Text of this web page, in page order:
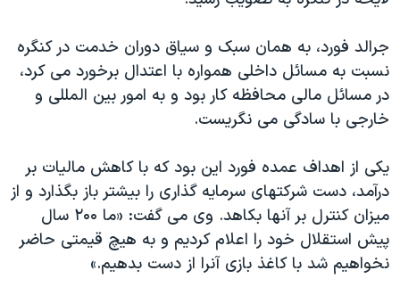
جرالد فورد، به همان سبک و سياق دوران خدمت در کنگره
نسبت به مسائل داخلی همواره با اعتدال برخورد می کرد،
در مسائل مالی محافظه کار بود و به امور بين المللی و
خارجی با سادگی می نگريست.
يکی از اهداف عمده فورد اين بود که با کاهش ماليات بر
درآمد، دست شرکتهای سرمايه گذاری را بيشتر باز بگذارد و از
ميزان کنترل بر آنها بکاهد. وی می گفت: «ما ۲۰۰ سال
پيش استقلال خود را اعلام کرديم و به هيچ قيمتی حاضر
نخواهيم شد با کاغذ بازی آنرا از دست بدهيم.»